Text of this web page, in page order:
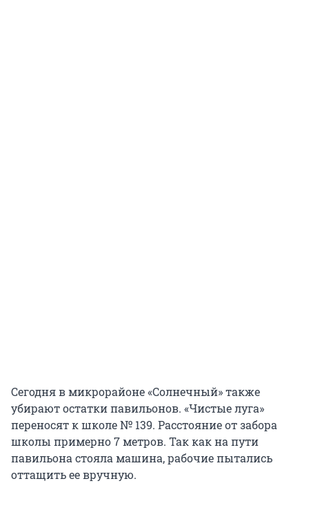
Сегодня в микрорайоне «Солнечный» также
убирают остатки павильонов. «Чистые луга»
переносят к школе № 139. Расстояние от забора
школы примерно 7 метров. Так как на пути
павильона стояла машина, рабочие пытались
оттащить ее вручную.